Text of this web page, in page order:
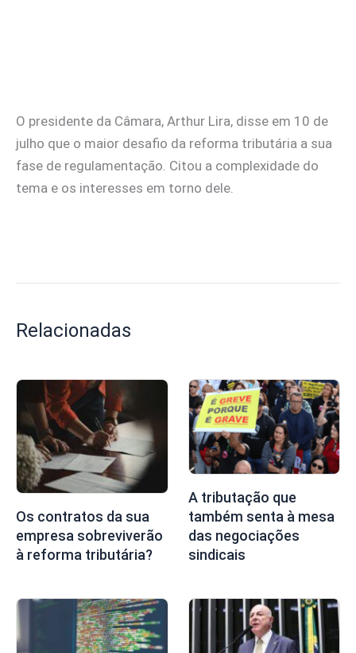
O presidente da Câmara, Arthur Lira, disse em 10 de
julho que o maior desafio da reforma tributária a sua
fase de regulamentação. Citou a complexidade do
tema e os interesses em torno dele.
Relacionadas
Os contratos da sua
empresa sobreviverão
à reforma tributária?
A tributação que
também senta à mesa
das negociações
sindicais